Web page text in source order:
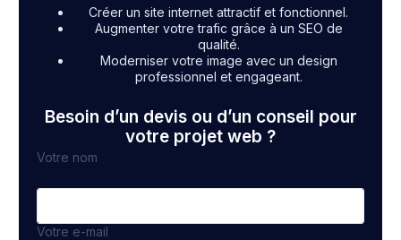
Créer un site internet attractif et fonctionnel.
Augmenter votre trafic grâce à un SEO de
qualité.
Moderniser votre image avec un design
professionnel et engageant.
Besoin d’un devis ou d’un conseil pour
votre projet web ?
Votre nom
Votre e-mail